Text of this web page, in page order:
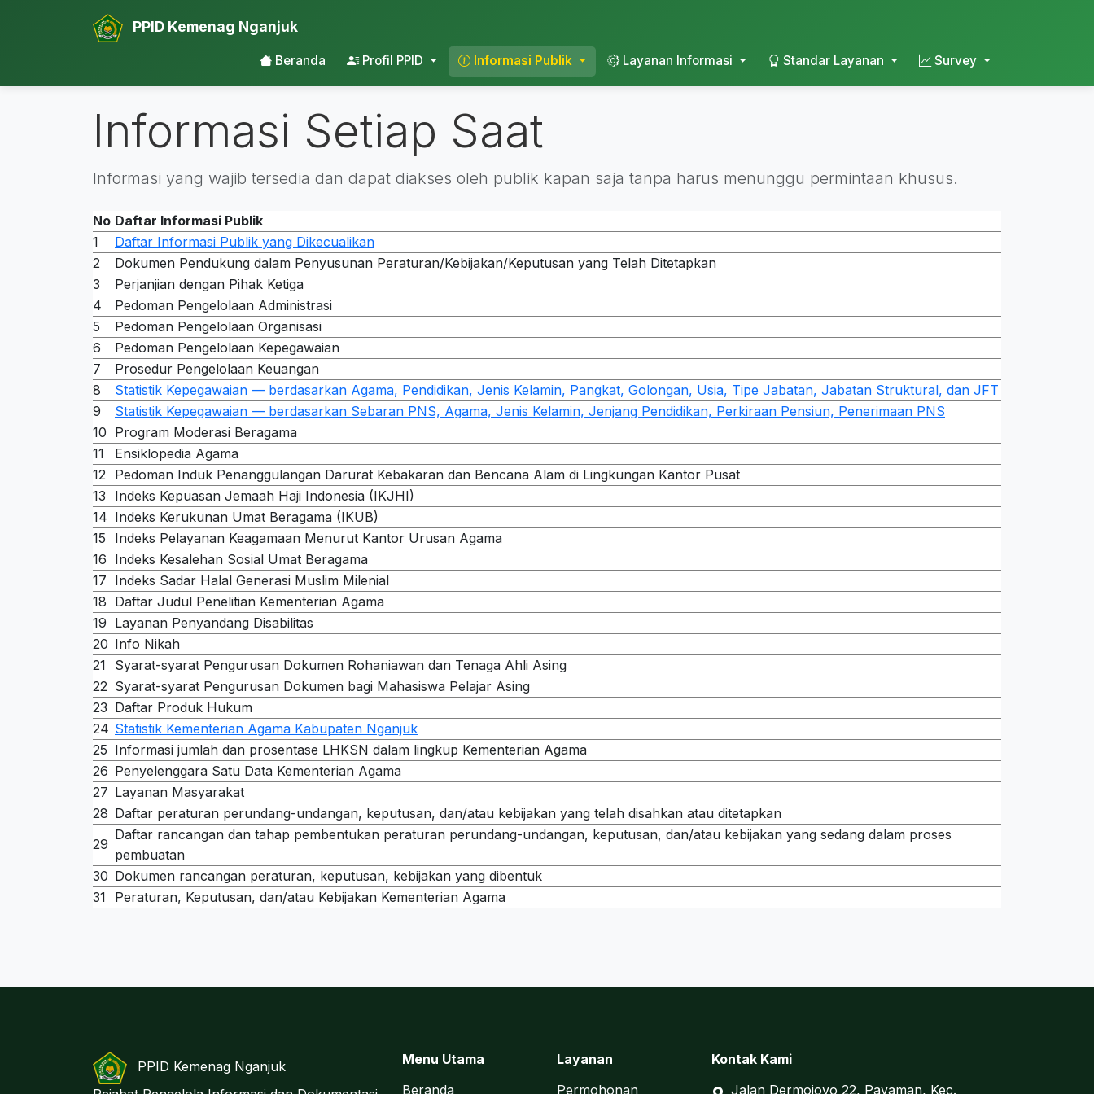
PPID Kemenag Nganjuk
Beranda Profil PPID Informasi Publik Layanan Informasi Standar Layanan Survey
Informasi Setiap Saat
Informasi yang wajib tersedia dan dapat diakses oleh publik kapan saja tanpa harus menunggu permintaan khusus.
No Daftar Informasi Publik
1
Daftar Informasi Publik yang Dikecualikan
2
Dokumen Pendukung dalam Penyusunan Peraturan/Kebijakan/Keputusan yang Telah Ditetapkan
3
Perjanjian dengan Pihak Ketiga
4
Pedoman Pengelolaan Administrasi
5
Pedoman Pengelolaan Organisasi
6
Pedoman Pengelolaan Kepegawaian
7
Prosedur Pengelolaan Keuangan
8
Statistik Kepegawaian — berdasarkan Agama, Pendidikan, Jenis Kelamin, Pangkat, Golongan, Usia, Tipe Jabatan, Jabatan Struktural, dan JFT
9
Statistik Kepegawaian — berdasarkan Sebaran PNS, Agama, Jenis Kelamin, Jenjang Pendidikan, Perkiraan Pensiun, Penerimaan PNS
10 Program Moderasi Beragama
11
Ensiklopedia Agama
12 Pedoman Induk Penanggulangan Darurat Kebakaran dan Bencana Alam di Lingkungan Kantor Pusat
13
Indeks Kepuasan Jemaah Haji Indonesia (IKJHI)
14 Indeks Kerukunan Umat Beragama (IKUB)
15
Indeks Pelayanan Keagamaan Menurut Kantor Urusan Agama
16 Indeks Kesalehan Sosial Umat Beragama
17 Indeks Sadar Halal Generasi Muslim Milenial
18 Daftar Judul Penelitian Kementerian Agama
19 Layanan Penyandang Disabilitas
20 Info Nikah
21
Syarat-syarat Pengurusan Dokumen Rohaniawan dan Tenaga Ahli Asing
22 Syarat-syarat Pengurusan Dokumen bagi Mahasiswa Pelajar Asing
23 Daftar Produk Hukum
24 Statistik Kementerian Agama Kabupaten Nganjuk
25 Informasi jumlah dan prosentase LHKSN dalam lingkup Kementerian Agama
26 Penyelenggara Satu Data Kementerian Agama
27 Layanan Masyarakat
28 Daftar peraturan perundang-undangan, keputusan, dan/atau kebijakan yang telah disahkan atau ditetapkan
29
Daftar rancangan dan tahap pembentukan peraturan perundang-undangan, keputusan, dan/atau kebijakan yang sedang dalam proses
pembuatan
30 Dokumen rancangan peraturan, keputusan, kebijakan yang dibentuk
31
Peraturan, Keputusan, dan/atau Kebijakan Kementerian Agama
PPID Kemenag Nganjuk
Menu Utama
Beranda
Layanan
Permohonan
Kontak Kami
Jalan Dermojoyo 22, Payaman, Kec.